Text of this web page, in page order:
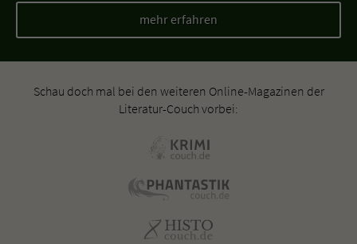
mehr erfahren
Schau doch mal bei den weiteren Online-Magazinen der
Literatur-Couch vorbei: